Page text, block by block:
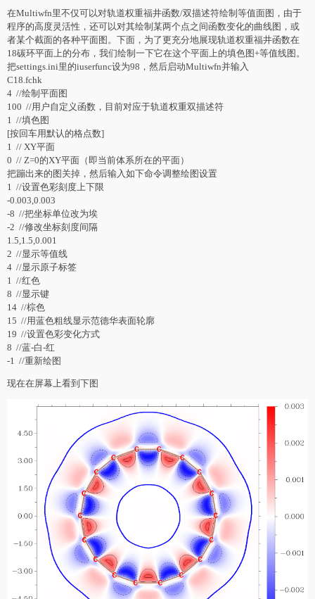
在Multiwfn里不仅可以对轨道权重福井函数/双描述符绘制等值面图，由于
程序的高度灵活性，还可以对其绘制某两个点之间函数变化的曲线图，或
者某个截面的各种平面图。下面，为了更充分地展现轨道权重福井函数在
18碳环平面上的分布，我们绘制一下它在这个平面上的填色图+等值线图。
把settings.ini里的iuserfunc设为98，然后启动Multiwfn并输入
C18.fchk
4 //绘制平面图
100 //用户自定义函数，目前对应于轨道权重双描述符
1 //填色图
[按回车用默认的格点数]
1 // XY平面
0 // Z=0的XY平面（即当前体系所在的平面）
把蹦出来的图关掉，然后输入如下命令调整绘图设置
1 //设置色彩刻度上下限
-0.003,0.003
-8 //把坐标单位改为埃
-2 //修改坐标刻度间隔
1.5,1.5,0.001
2 //显示等值线
4 //显示原子标签
1 //红色
8 //显示键
14 //棕色
15 //用蓝色粗线显示范德华表面轮廓
19 //设置色彩变化方式
8 //蓝-白-红
-1 //重新绘图
现在在屏幕上看到下图